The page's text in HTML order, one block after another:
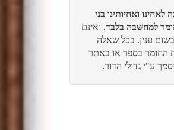
ואחיותינו בני
למחשבה בלבד, ואינם
ענין. בכל שאלה
החומר בספר או באתר
ע"י גדולי הדור.